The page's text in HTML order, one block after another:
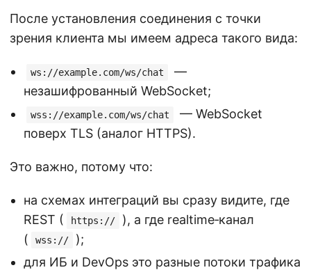
После установления соединения с точки
зрения клиента мы имеем адреса такого вида:
ws://example.com/ws/chat
—
незашифрованный WebSocket;
wss://example.com/ws/chat
— WebSocket
поверх TLS (аналог HTTPS).
Это важно, потому что:
на схемах интеграций вы сразу видите, где
REST (
https://
), а где realtime‑канал
(
wss://
);
для ИБ и DevOps это разные потоки трафика